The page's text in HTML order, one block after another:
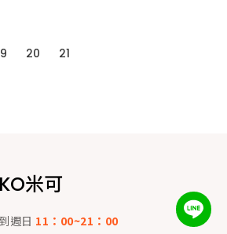
20 21
米可
週日 11：00~21：00